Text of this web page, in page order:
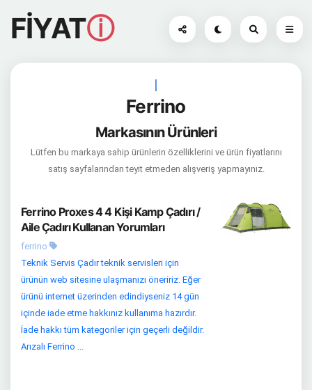
FİYATⓘ
|
Ferrino
Markasının Ürünleri
Lütfen bu markaya sahip ürünlerin özelliklerini ve ürün fiyatlarını
satış sayfalarından teyit etmeden alışveriş yapmayınız.
Ferrino Proxes 4 4 Kişi Kamp Çadırı /
Aile Çadırı Kullanan Yorumları
ferrino
Teknik Servis Çadır teknik servisleri için
ürünün web sitesine ulaşmanızı öneririz. Eğer
ürünü internet üzerinden edindiyseniz 14 gün
içinde iade etme hakkınız kullanıma hazırdır.
İade hakkı tüm kategoriler için geçerli değildir.
Arızalı Ferrino ...